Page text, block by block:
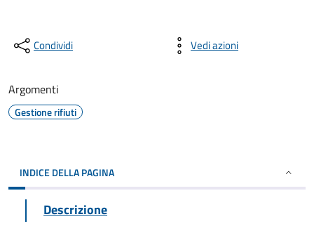
Condividi Vedi azioni
Argomenti
Gestione rifiuti
INDICE DELLA PAGINA
Descrizione